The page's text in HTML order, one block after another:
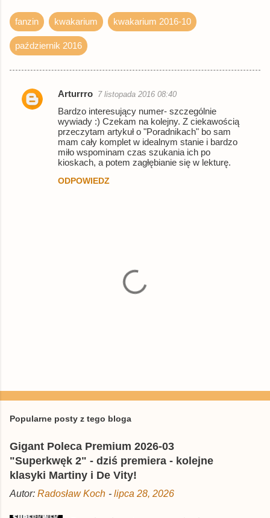
fanzin kwakarium kwakarium 2016-10
październik 2016
K
Arturrro 7 listopada 2016 08:40
Bardzo interesujący numer- szczególnie
wywiady :) Czekam na kolejny. Z ciekawością
przeczytam artykuł o "Poradnikach" bo sam
mam cały komplet w idealnym stanie i bardzo
miło wspominam czas szukania ich po
kioskach, a potem zagłębianie się w lekturę.
ODPOWIEDZ
e
i
j
o
m
e
Popularne posty z tego bloga
Gigant Poleca Premium 2026-03
"Superkwęk 2" - dziś premiera - kolejne
klasyki Martiny i De Vity!
Autor: Radosław Koch - lipca 28, 2026